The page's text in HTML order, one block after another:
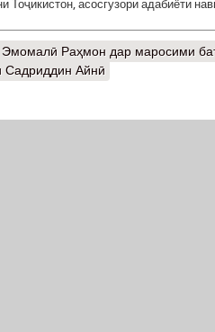
Тоҷикистон, асосгузори адабиёти
Раҳмон дар маросими
Садриддин Айнӣ